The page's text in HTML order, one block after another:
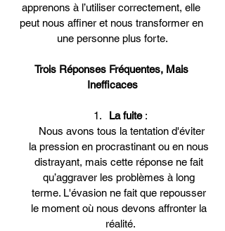
apprenons à l’utiliser correctement, elle
peut nous affiner et nous transformer en
une personne plus forte.
Trois Réponses Fréquentes, Mais
Inefficaces
La fuite :
Nous avons tous la tentation d'éviter
la pression en procrastinant ou en nous
distrayant, mais cette réponse ne fait
qu’aggraver les problèmes à long
terme. L'évasion ne fait que repousser
le moment où nous devons affronter la
réalité.